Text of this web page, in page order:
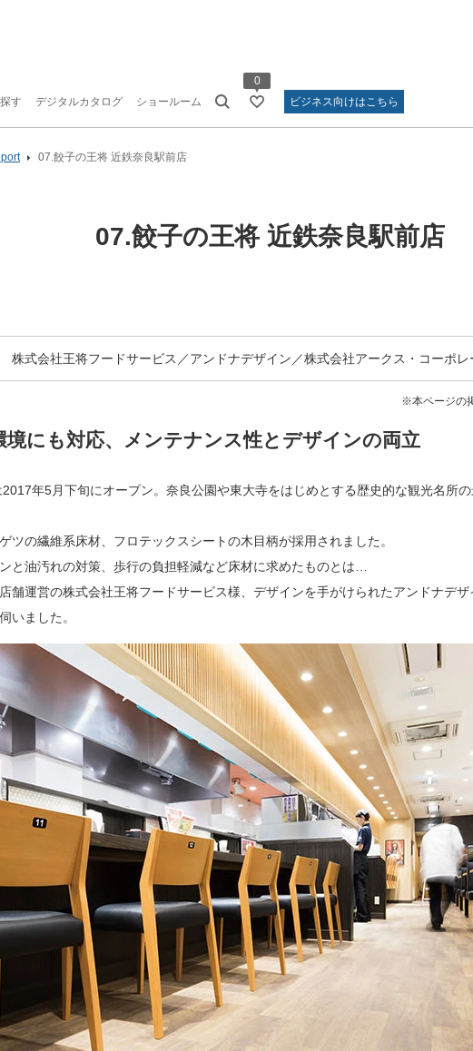
す デジタルカタログ ショールーム
0
ビジネス向けはこちら
07.餃子の王将 近鉄奈良駅前店
07.餃子の王将 近鉄奈良駅前店
株式会社王将フードサービス／アンドナデザイン／株式会社アークス・コーポレ
※本ページの
境にも対応、メンテナンス性とデザインの両立
年5月下旬にオープン。奈良公園や東大寺をはじめとする歴史的な観光名所
ツの繊維系床材、フロテックスシートの木目柄が採用されました。
と油汚れの対策、歩行の負担軽減など床材に求めたものとは…
舗運営の株式会社王将フードサービス様、デザインを手がけられたアンドナデ
いました。